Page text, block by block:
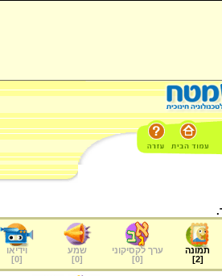
תמונה
[
2
]
ערך לקסיקוני
[
0
]
שמע
[
0
]
וידיאו
[
0
]